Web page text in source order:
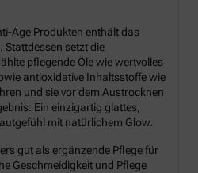
Age Produkten enthält das
Stattdessen setzt die
pflegende Öle wie wertvolles
antioxidative Inhaltsstoffe wie
und sie vor dem Austrocknen
Ein einzigartig glattes,
mit natürlichem Glow.
gut als ergänzende Pflege für
Geschmeidigkeit und Pflege